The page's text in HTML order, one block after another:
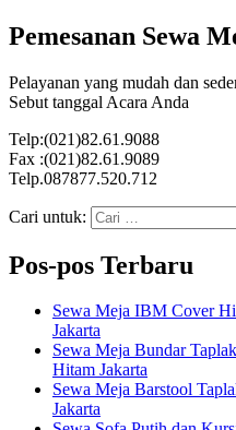
Pemesanan Sewa
Pelayanan yang mudah dan
Sebut tanggal Acara Anda
Telp:(021)82.61.9088
Fax :(021)82.61.9089
Telp.087877.520.712
Cari untuk:
Pos-pos Terbaru
Sewa Meja IBM Cover
Jakarta
Sewa Meja Bundar
Hitam Jakarta
Sewa Meja Barstool
Jakarta